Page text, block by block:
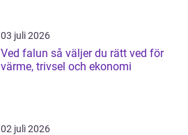
03 juli 2026
Ved falun så väljer du rätt ved för
värme, trivsel och ekonomi
02 juli 2026